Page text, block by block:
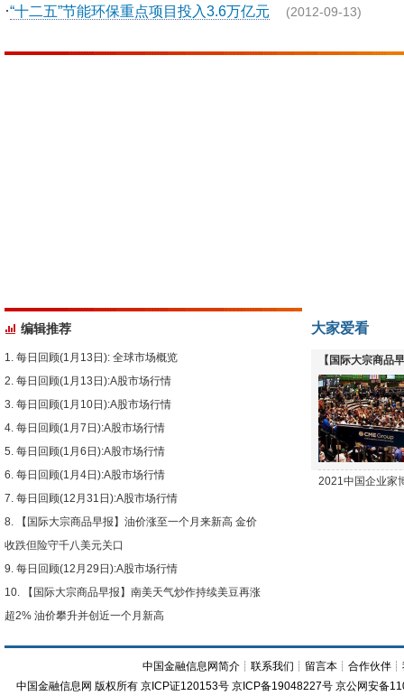
·“十二五”节能环保重点项目投入3.6万亿元 (2012-09-13)
编辑推荐
每日回顾(1月13日): 全球市场概览
每日回顾(1月13日):A股市场行情
每日回顾(1月10日):A股市场行情
每日回顾(1月7日):A股市场行情
每日回顾(1月6日):A股市场行情
每日回顾(1月4日):A股市场行情
每日回顾(12月31日):A股市场行情
【国际大宗商品早报】油价涨至一个月来新高 金价
收跌但险守千八美元关口
每日回顾(12月29日):A股市场行情
【国际大宗商品早报】南美天气炒作持续美豆再涨
超2% 油价攀升并创近一个月新高
大家爱看
【国际大宗商品
下跌
2021中国企业家
中国金融信息网简介 ┊联系我们 ┊ 留言本 ┊合作伙伴 ┊
中国金融信息网 版权所有 京ICP证120153号 京ICP备19048227号 京公网安备